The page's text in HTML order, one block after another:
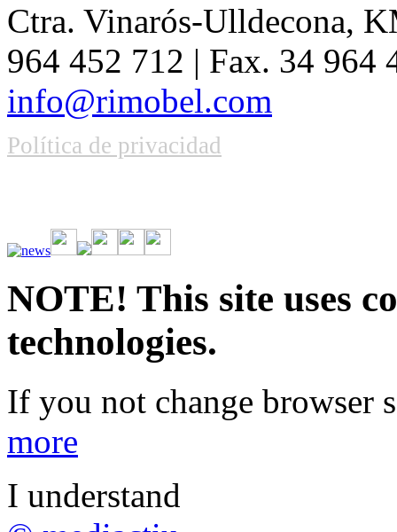
Ctra. Vinarós-Ulldecona,
964 452 712 | Fax. 34
info@rimobel.com
Política de privacidad
Vive la emoción de apostar con una gran variedad de juegos y
rápidas. Regístrate ahora y comienza a ganar.
NOTE! This site uses
technologies.
If you not change browser
more
I understand